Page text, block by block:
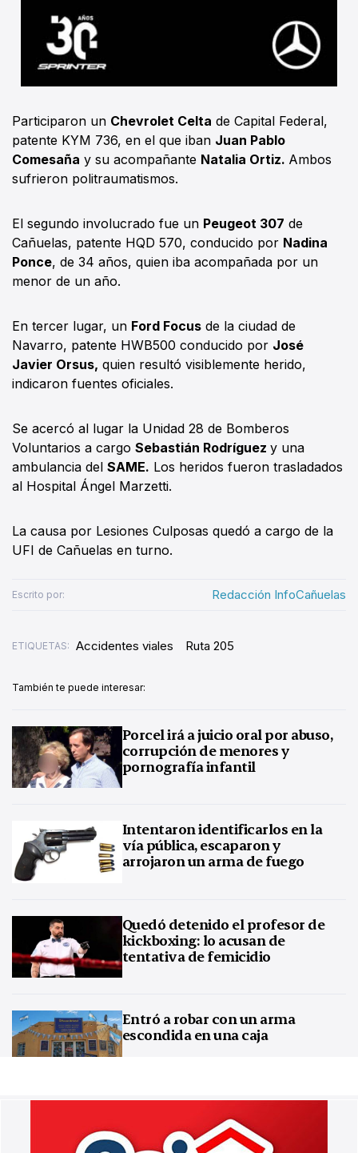
Participaron un Chevrolet Celta de Capital Federal,
patente KYM 736, en el que iban Juan Pablo
Comesaña y su acompañante Natalia Ortiz. Ambos
sufrieron politraumatismos.
El segundo involucrado fue un Peugeot 307 de
Cañuelas, patente HQD 570, conducido por Nadina
Ponce, de 34 años, quien iba acompañada por un
menor de un año.
En tercer lugar, un Ford Focus de la ciudad de
Navarro, patente HWB500 conducido por José
Javier Orsus, quien resultó visiblemente herido,
indicaron fuentes oficiales.
Se acercó al lugar la Unidad 28 de Bomberos
Voluntarios a cargo Sebastián Rodríguez y una
ambulancia del SAME. Los heridos fueron trasladados
al Hospital Ángel Marzetti.
La causa por Lesiones Culposas quedó a cargo de la
UFI de Cañuelas en turno.
Escrito por: Redacción InfoCañuelas
ETIQUETAS: Accidentes viales Ruta 205
También te puede interesar:
Porcel irá a juicio oral por abuso,
corrupción de menores y
pornografía infantil
Intentaron identificarlos en la
vía pública, escaparon y
arrojaron un arma de fuego
Quedó detenido el profesor de
kickboxing: lo acusan de
tentativa de femicidio
Entró a robar con un arma
escondida en una caja